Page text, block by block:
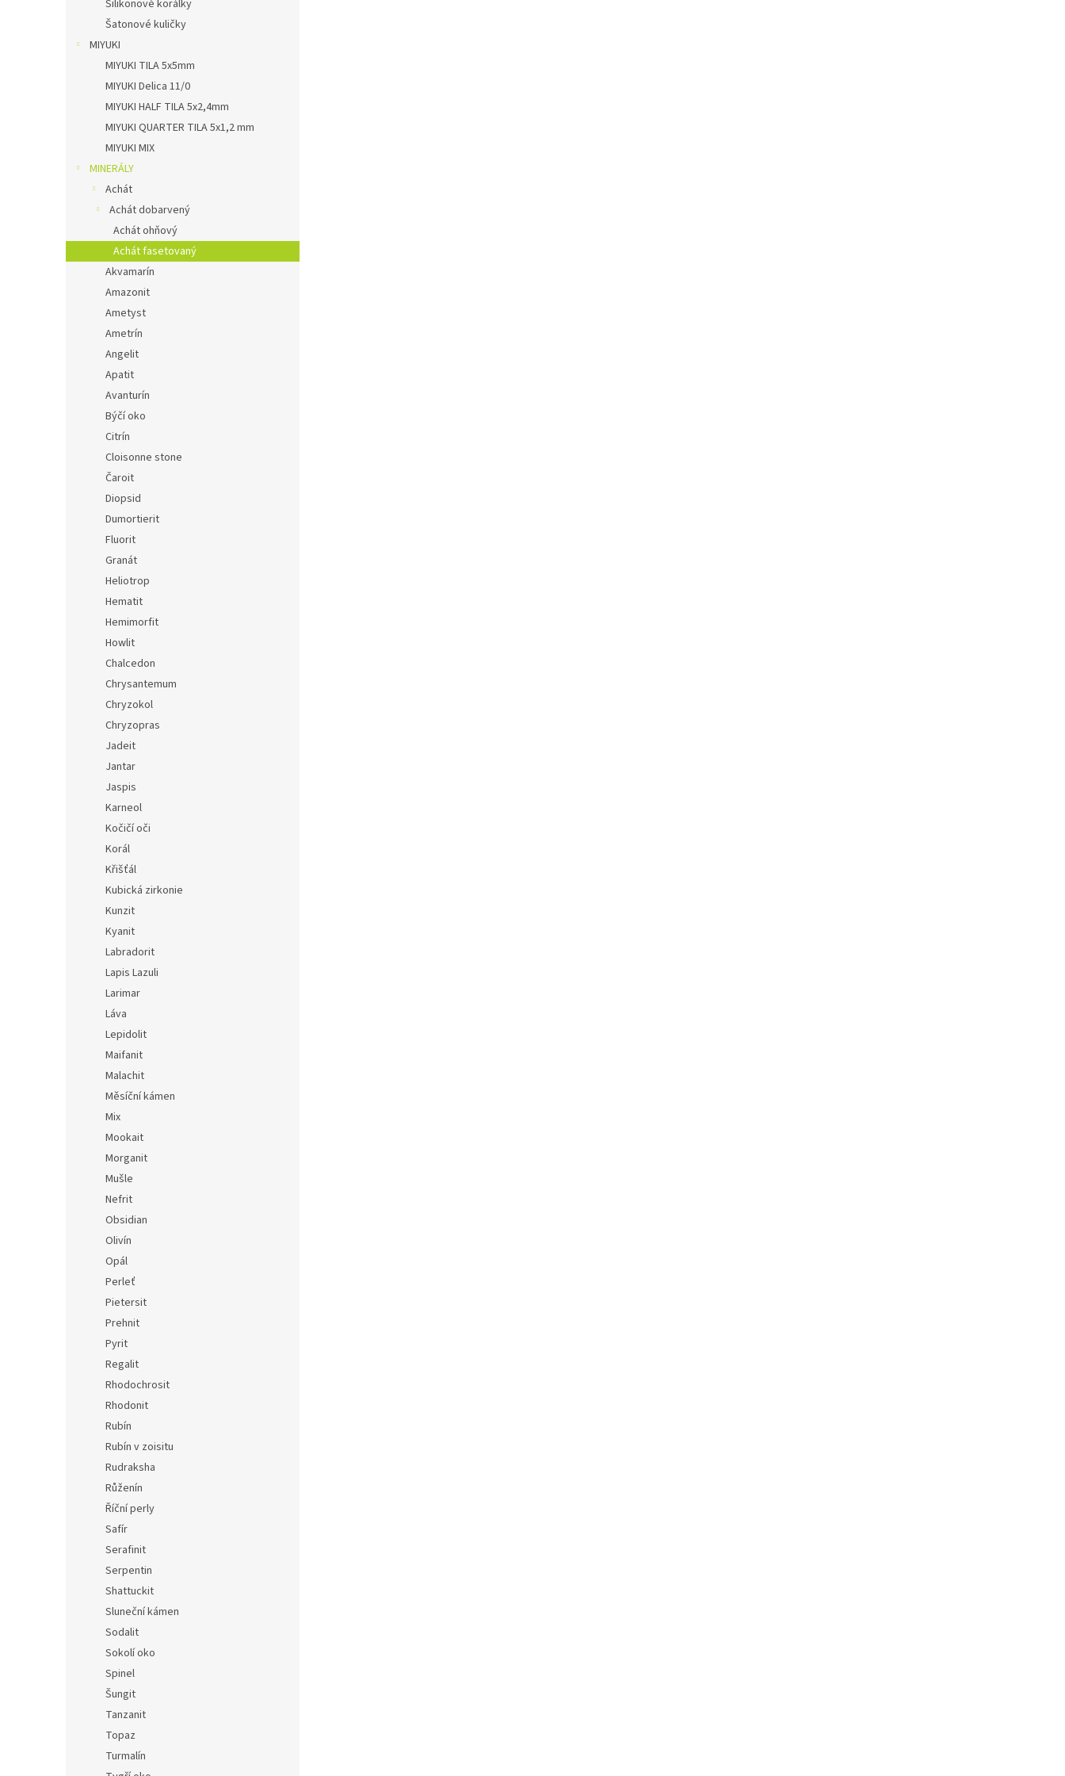
Silikonové korálky
Šatonové kuličky
MIYUKI
MIYUKI TILA 5x5mm
MIYUKI Delica 11/0
MIYUKI HALF TILA 5x2,4mm
MIYUKI QUARTER TILA 5x1,2 mm
MIYUKI MIX
MINERÁLY
Achát
Achát dobarvený
Achát ohňový
Achát fasetovaný
Akvamarín
Amazonit
Ametyst
Ametrín
Angelit
Apatit
Avanturín
Býčí oko
Citrín
Cloisonne stone
Čaroit
Diopsid
Dumortierit
Fluorit
Granát
Heliotrop
Hematit
Hemimorfit
Howlit
Chalcedon
Chrysantemum
Chryzokol
Chryzopras
Jadeit
Jantar
Jaspis
Karneol
Kočičí oči
Korál
Křišťál
Kubická zirkonie
Kunzit
Kyanit
Labradorit
Lapis Lazuli
Larimar
Láva
Lepidolit
Maifanit
Malachit
Měsíční kámen
Mix
Mookait
Morganit
Mušle
Nefrit
Obsidian
Olivín
Opál
Perleť
Pietersit
Prehnit
Pyrit
Regalit
Rhodochrosit
Rhodonit
Rubín
Rubín v zoisitu
Rudraksha
Růženín
Říční perly
Safír
Serafinit
Serpentin
Shattuckit
Sluneční kámen
Sodalit
Sokolí oko
Spinel
Šungit
Tanzanit
Topaz
Turmalín